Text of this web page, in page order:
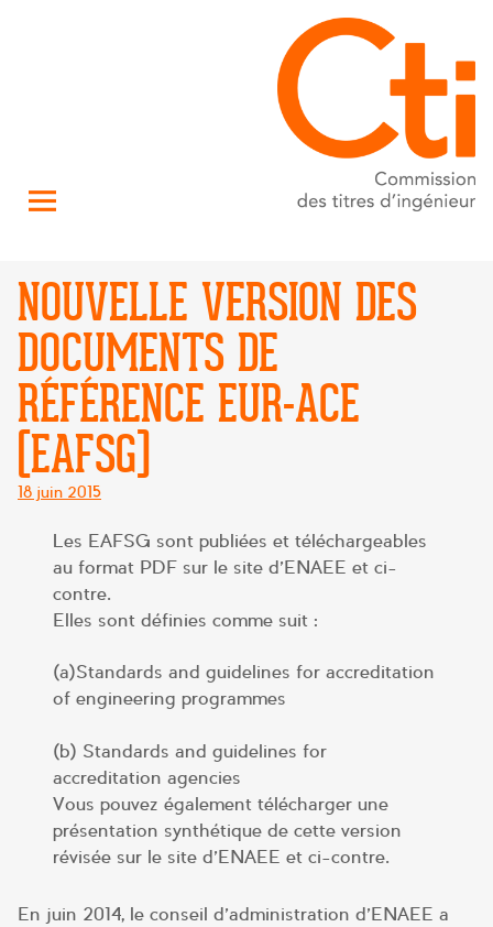
NOUVELLE VERSION DES
DOCUMENTS DE
RÉFÉRENCE EUR-ACE
(EAFSG)
Posté
18 juin 2015
Les EAFSG sont publiées et téléchargeables
au format PDF sur le site d’ENAEE et ci-
contre.
Elles sont définies comme suit :
(a)Standards and guidelines for accreditation
of engineering programmes
(b) Standards and guidelines for
accreditation agencies
Vous pouvez également télécharger une
présentation synthétique de cette version
révisée sur le site d’ENAEE et ci-contre.
En juin 2014, le conseil d’administration d’ENAEE a